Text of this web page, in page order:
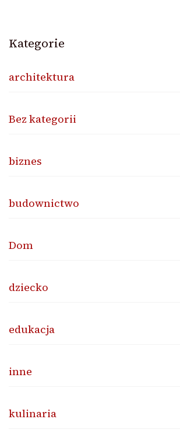
Kategorie
architektura
Bez kategorii
biznes
budownictwo
Dom
dziecko
edukacja
inne
kulinaria